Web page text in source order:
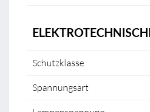
Schutzklasse
Spannungsart